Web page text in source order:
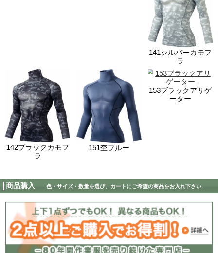
78114(78104 シリーズ)の特徴
寒い冬に最適な吸湿発熱加工素材